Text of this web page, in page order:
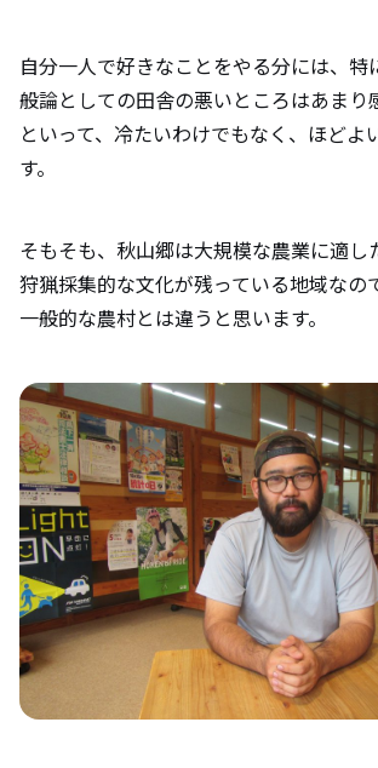
自分一人で好きなことをやる分には、特
般論としての田舎の悪いところはあまり
といって、冷たいわけでもなく、ほどよ
す。
そもそも、秋山郷は大規模な農業に適し
狩猟採集的な文化が残っている地域なの
一般的な農村とは違うと思います。